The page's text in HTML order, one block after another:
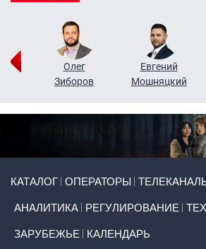
Олег
Зиборов
Евгений
Мошняцкий
КАТАЛОГ ОПЕРАТОРЫ
АНАЛИТИКА РЕГУЛИРОВАНИЕ
ЗАРУБЕЖЬЕ КАЛЕНДАРЬ